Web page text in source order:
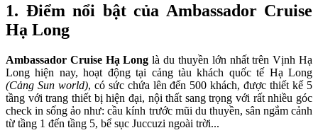
1. Điểm nổi bật của Ambassador Cruise
Hạ Long
Ambassador Cruise Hạ Long là du thuyền lớn nhất trên Vịnh Hạ
Long hiện nay, hoạt động tại cảng tàu khách quốc tế Hạ Long
(Cảng Sun world), có sức chứa lên đến 500 khách, được thiết kế 5
tầng với trang thiết bị hiện đại, nội thất sang trọng với rất nhiều góc
check in sống ảo như: cầu kính trước mũi du thuyền, sân ngắm cảnh
từ tầng 1 đến tầng 5, bể sục Juccuzi ngoài trời...